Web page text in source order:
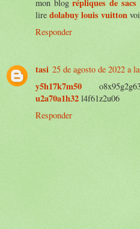
mon blogrépliques de
lire dolabuy louis vuitton
Responder
tasi 25 de agosto de 2022 a
y5h17k7m50
u2a70a1h32 l4f61z2u06
Responder